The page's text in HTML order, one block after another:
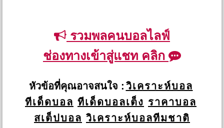
รวมพลคนบอลไลฟ์
ช่องทางเข้าสู่แชท คลิก
หัวข้อที่คุณอาจสนใจ : วิเคราะห์บอล
ทีเด็ดบอล ทีเด็ดบอลเต็ง ราคาบอล
สเต็ปบอล วิเคราะห์บอลทีมชาติ